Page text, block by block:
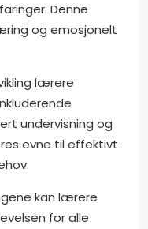
Denne
og emosjonelt
lærere
undervisning og
evne til effektivt
kan lærere
for alle